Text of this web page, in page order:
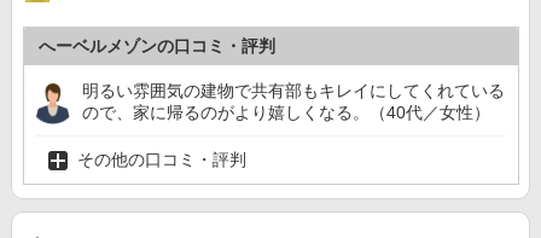
へーベルメゾンの口コミ・評判
明るい雰囲気の建物で共有部もキレイにしてくれている
ので、家に帰るのがより嬉しくなる。（40代／女性）
その他の口コミ・評判